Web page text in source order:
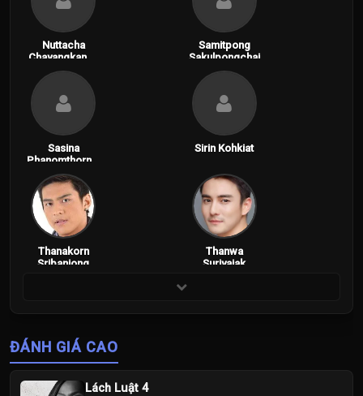
Nuttacha
Chayangkanon
t
Samitpong
Sakulpongchai
Sasina
Phanomthornni
tkul
Sirin Kohkiat
Thanakorn
Sribanjong
Thanwa
Suriyajak
ĐÁNH GIÁ CAO
Lách Luật 4